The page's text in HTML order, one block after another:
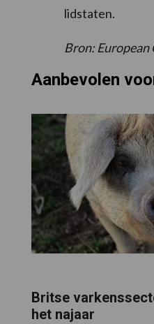
lidstaten.
Bron:
Aanbevolen
Britse
het najaar